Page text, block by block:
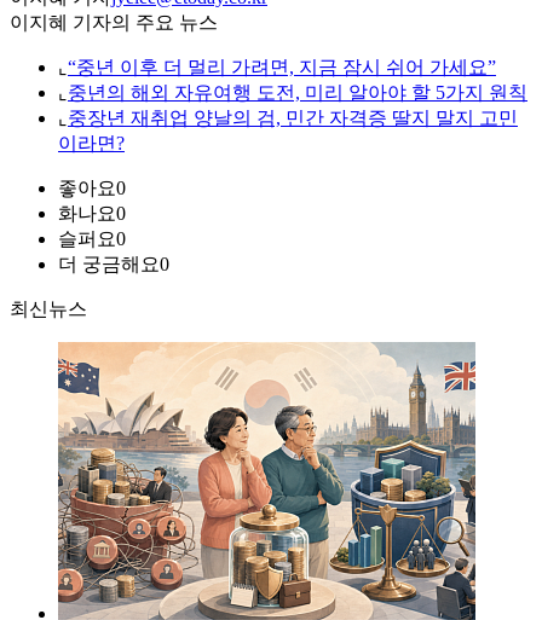
이지혜 기자의 주요 뉴스
⌞ “중년 이후 더 멀리 가려면, 지금 잠시 쉬어 가세요”
⌞ 중년의 해외 자유여행 도전, 미리 알아야 할 5가지 원칙
⌞ 중장년 재취업 양날의 검, 민간 자격증 딸지 말지 고민
이라면?
좋아요0
화나요0
슬퍼요0
더 궁금해요0
최신뉴스